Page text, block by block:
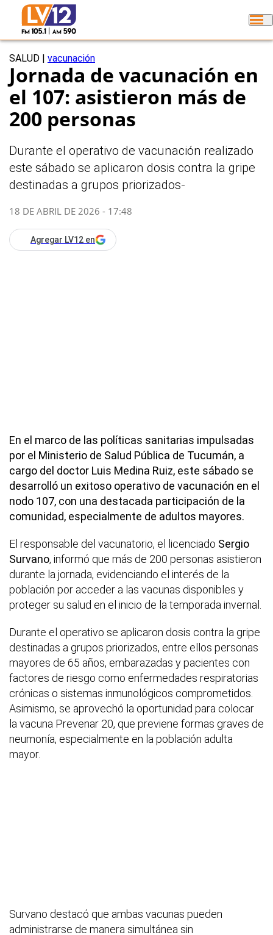
SALUD vacunación
Jornada de vacunación en
el 107: asistieron más de
200 personas
Durante el operativo de vacunación realizado
este sábado se aplicaron dosis contra la gripe
destinadas a grupos priorizados-
18 DE ABRIL DE 2026 - 17:48
Agregar LV12 en
En el marco de las políticas sanitarias impulsadas
por el Ministerio de Salud Pública de Tucumán, a
cargo del doctor Luis Medina Ruiz, este sábado se
desarrolló un exitoso operativo de vacunación en el
nodo 107, con una destacada participación de la
comunidad, especialmente de adultos mayores.
El responsable del vacunatorio, el licenciado Sergio
Survano, informó que más de 200 personas asistieron
durante la jornada, evidenciando el interés de la
población por acceder a las vacunas disponibles y
proteger su salud en el inicio de la temporada invernal.
Durante el operativo se aplicaron dosis contra la gripe
destinadas a grupos priorizados, entre ellos personas
mayores de 65 años, embarazadas y pacientes con
factores de riesgo como enfermedades respiratorias
crónicas o sistemas inmunológicos comprometidos.
Asimismo, se aprovechó la oportunidad para colocar
la vacuna Prevenar 20, que previene formas graves de
neumonía, especialmente en la población adulta
mayor.
Survano destacó que ambas vacunas pueden
administrarse de manera simultánea sin